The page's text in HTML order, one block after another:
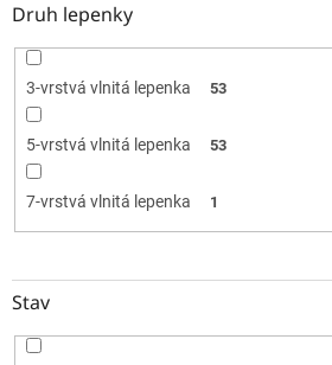
Druh lepenky
3-vrstvá vlnitá lepenka 53
5-vrstvá vlnitá lepenka 53
7-vrstvá vlnitá lepenka 1
Stav